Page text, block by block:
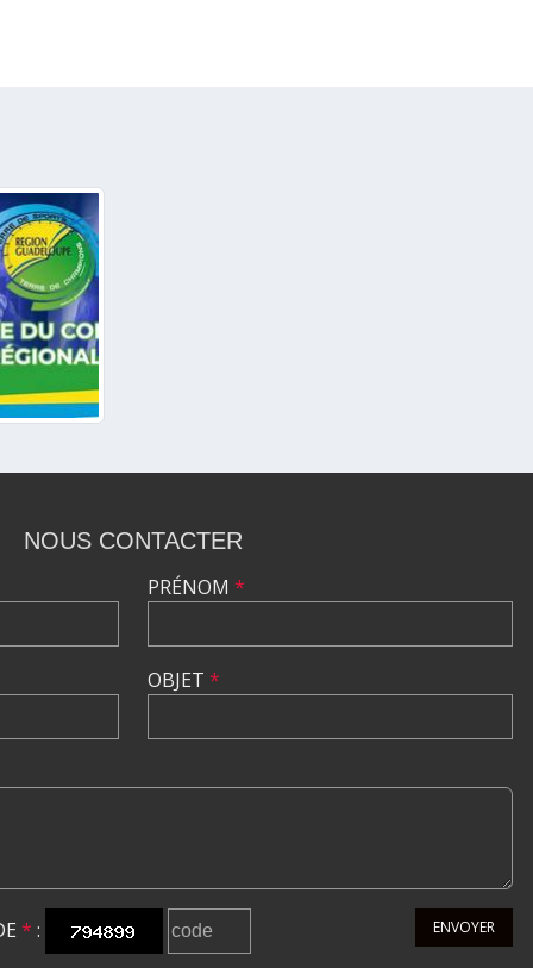
NOUS CONTACTER
PRÉNOM *
OBJET *
* : ENVOYER